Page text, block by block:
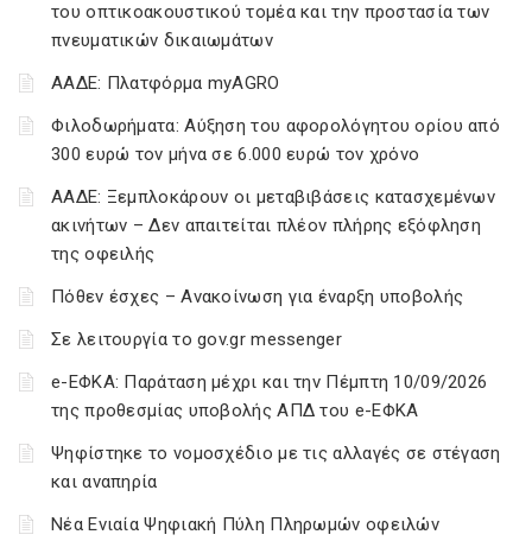
του οπτικοακουστικού τομέα και την προστασία των
πνευματικών δικαιωμάτων
ΑΑΔΕ: Πλατφόρμα myAGRO
Φιλοδωρήματα: Αύξηση του αφορολόγητου ορίου από
300 ευρώ τον μήνα σε 6.000 ευρώ τον χρόνο
ΑΑΔΕ: Ξεμπλοκάρουν οι μεταβιβάσεις κατασχεμένων
ακινήτων – Δεν απαιτείται πλέον πλήρης εξόφληση
της οφειλής
Πόθεν έσχες – Ανακοίνωση για έναρξη υποβολής
Σε λειτουργία το gov.gr messenger
e-ΕΦΚΑ: Παράταση μέχρι και την Πέμπτη 10/09/2026
της προθεσμίας υποβολής ΑΠΔ του e-ΕΦΚΑ
Ψηφίστηκε το νομοσχέδιο με τις αλλαγές σε στέγαση
και αναπηρία
Νέα Ενιαία Ψηφιακή Πύλη Πληρωμών οφειλών